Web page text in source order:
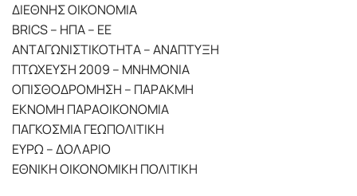
ΔΙΕΘΝΗΣ ΟΙΚΟΝΟΜΙΑ
BRICS – ΗΠΑ – ΕΕ
ΑΝΤΑΓΩΝΙΣΤΙΚΟΤΗΤΑ – ΑΝΑΠΤΥΞΗ
ΠΤΩΧΕΥΣΗ 2009 – ΜΝΗΜΟΝΙΑ
ΟΠΙΣΘΟΔΡΟΜΗΣΗ – ΠΑΡΑΚΜΗ
ΕΚΝΟΜΗ ΠΑΡΑΟΙΚΟΝΟΜΙΑ
ΠΑΓΚΟΣΜΙΑ ΓΕΩΠΟΛΙΤΙΚΗ
ΕΥΡΩ – ΔΟΛΑΡΙΟ
ΕΘΝΙΚΗ ΟΙΚΟΝΟΜΙΚΗ ΠΟΛΙΤΙΚΗ